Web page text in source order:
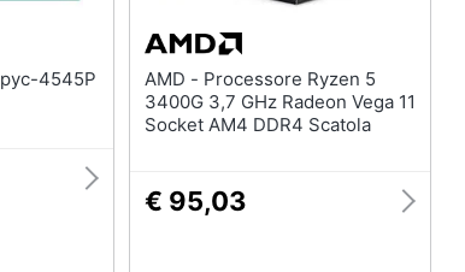
AMD - Processore Ryzen 5
3400G 3,7 GHz Radeon Vega 11
Socket AM4 DDR4 Scatola
€ 95,03